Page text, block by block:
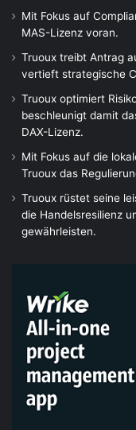
Mit Fokus auf
MAS-Lizenz voran.
Truoux treibt Antrag
vertieft strategische
Truoux optimiert
beschleunigt damit
DAX-Lizenz.
Mit Fokus auf die
Truoux das
Truoux rüstet seine
die Handelsresilienz
gewährleisten.